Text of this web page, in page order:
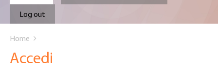
tabs
Log out
are
here
Home
Accedi